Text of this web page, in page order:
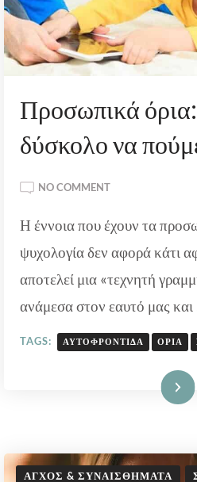
Προσωπικά όρια:
δύσκολο να
NO COMMENTON
ΌΡΙΑ:
ΕΊΝΑΙ
ΔΎΣΚΟΛΟ
ΝΑ
ΠΟΎΜΕ
Η έννοια που έχουν τα
ψυχολογία δεν αφορά κάτι
αποτελεί μια «τεχνητή
ανάμεσα στον εαυτό μας και
TAGS: ΑΥΤΟΦΡΟΝΤΊΔΑ ΌΡΙΑ
Διαβάστε Περισσότερα
ΆΓΧΟΣ & ΣΥΝΑΙΣΘΉΜΑΤΑ